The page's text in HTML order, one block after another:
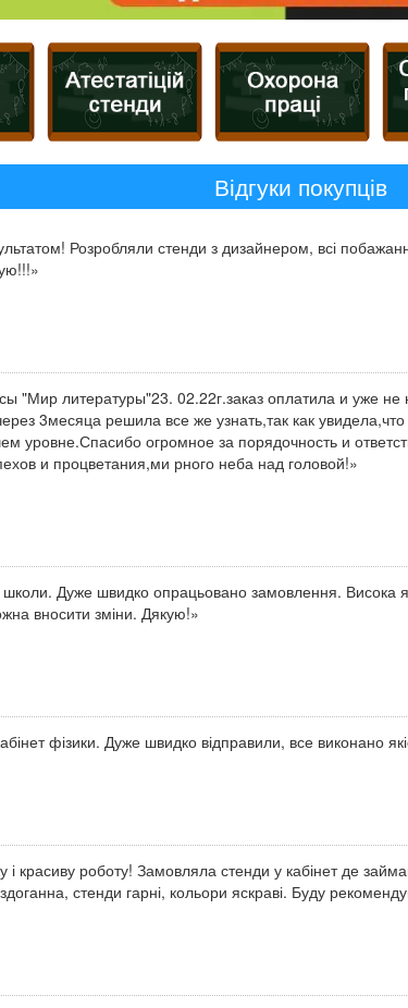
Відгуки покупців
Розробляли стенди з дизайнером, всі
"Мир литературы"23. 02.22г.заказ оплатила и уже
3месяца решила все же узнать,так как
уровне.Спасибо огромное за порядочность и
и процветания,ми рного неба над головой!»
Дуже швидко опрацьовано замовлення. Висока
вносити зміни. Дякую!»
фізики. Дуже швидко відправили, все виконано
красиву роботу! Замовляла стенди у кабінет де
стенди гарні, кольори яскраві. Буду